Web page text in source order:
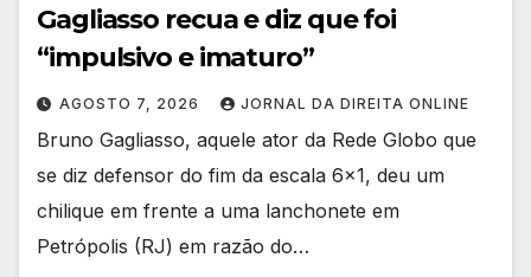
Gagliasso recua e diz que foi
“impulsivo e imaturo”
AGOSTO 7, 2026 JORNAL DA DIREITA ONLINE
Bruno Gagliasso, aquele ator da Rede Globo que
se diz defensor do fim da escala 6×1, deu um
chilique em frente a uma lanchonete em
Petrópolis (RJ) em razão do…